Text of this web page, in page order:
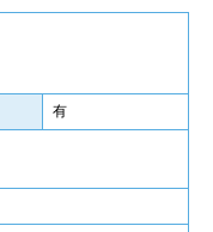
有